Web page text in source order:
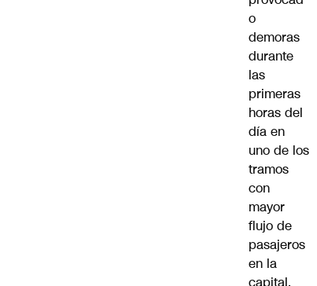
o
demoras
durante
las
primeras
horas del
día en
uno de los
tramos
con
mayor
flujo de
pasajeros
en la
capital.